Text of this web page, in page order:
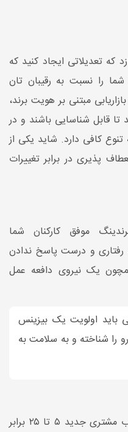
که تعدیلاتی ایجاد کنید که
را نسبت به رقیبان تان
مبتنی بر هویت برند،
تا قابل شناسایی باشند و در
تنوع کافی دارد. شاید یکی از
پذیری در برابر تغییرات
موفق کارکنان شما
رفتاری و درست پاسخ ندادن
یک نیروی دافعه عمل
باید اولویت یک بیزینس
شناخته و به سلامت به
پژوهش ها نشان می دهد که جذب مشتری جدید ۵ تا ۲۵ برابر